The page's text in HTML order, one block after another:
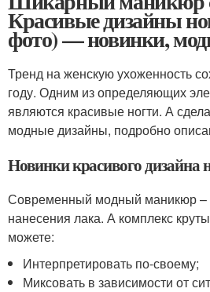
Красивые дизайны
фото) — новинки,
Тренд на женскую ухоженность
году. Одним из определяющих
являются красивые ногти. А
модные дизайны, подробно
Новинки красивого дизайна
Современный модный маникюр –
нанесения лака. А комплекс
можете:
Интерпретировать по-своему;
Миксовать в зависимости от